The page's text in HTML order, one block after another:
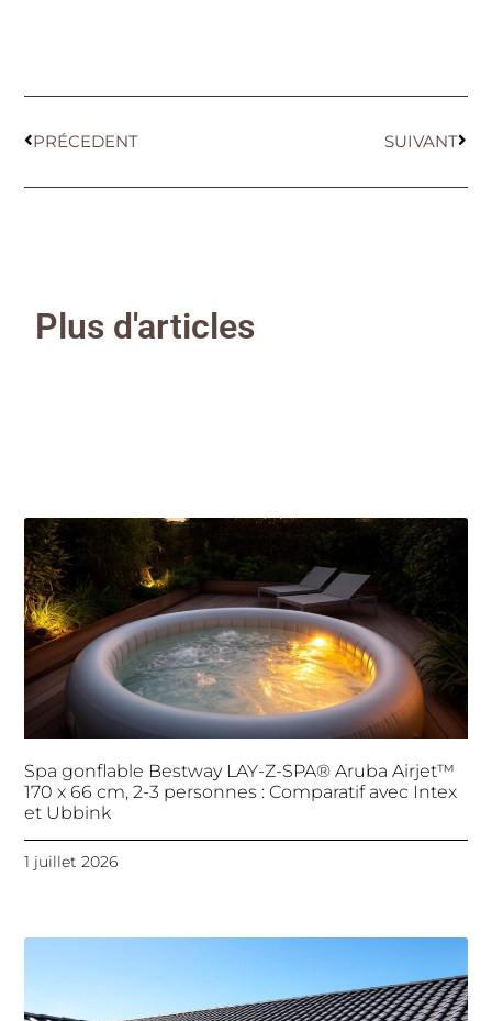
PRÉCEDENT SUIVANT
Plus d'articles
Spa gonflable Bestway LAY-Z-SPA® Aruba Airjet™
170 x 66 cm, 2-3 personnes : Comparatif avec Intex
et Ubbink
1 juillet 2026